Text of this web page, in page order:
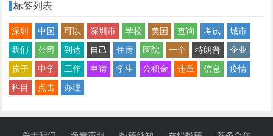
标签列表
深圳 中国 可以 深圳市 学校 美国 查询 考试
城市
我们
公司 到达 自己 住房 医院 一个 特朗普
企业
孩子
中学 工作 申请 学生 公积金 违章 信息
疫情
科目
点击 办理